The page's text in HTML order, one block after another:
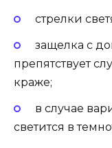
стрелки
защелка с
препятствует
краже;
в случае
светится в